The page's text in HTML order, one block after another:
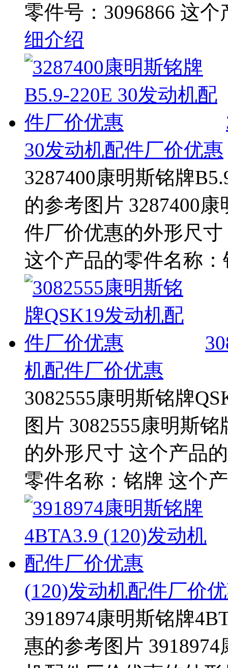
零件号：3096866 这
细介绍
30发动机配件厂价优惠
3287400康明斯铭牌
的参考图片 3287400
件厂价优惠的外形尺
这个产品的零件名称
机配件厂价优惠
3082555康明斯铭牌
图片 3082555康明斯
的外形尺寸 这个产品
零件名称：铭牌 这个
(120)发动机配件厂价
3918974康明斯铭牌
惠的参考图片